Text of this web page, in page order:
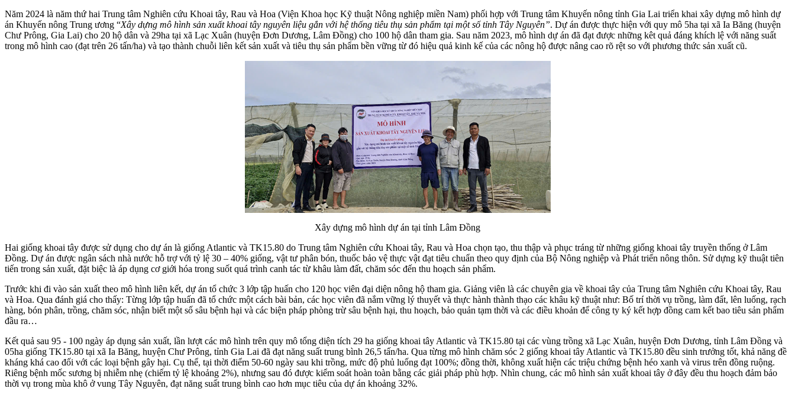
Năm 2024 là năm thứ hai Trung tâm Nghiên cứu Khoai tây, Rau và Hoa (Viện Khoa học Kỹ thuật Nông nghiệp miền Nam) phối hợp với Trung tâm Khuyến nông tỉnh Gia Lai triển khai xây dựng mô hình dự
án Khuyến nông Trung ương “Xây dựng mô hình sản xuất khoai tây nguyên liệu gắn với hệ thống tiêu thụ sản phẩm tại một số tỉnh Tây Nguyên”. Dự án được thực hiện với quy mô 5ha tại xã Ia Băng (huyện
Chư Prông, Gia Lai) cho 20 hộ dân và 29ha tại xã Lạc Xuân (huyện Đơn Dương, Lâm Đồng) cho 100 hộ dân tham gia. Sau năm 2023, mô hình dự án đã đạt được những kêt quả đáng khích lệ với năng suất
trong mô hình cao (đạt trên 26 tấn/ha) và tạo thành chuỗi liên kết sản xuất và tiêu thụ sản phẩm bền vững từ đó hiệu quả kinh kế của các nông hộ được nâng cao rõ rệt so với phương thức sản xuất cũ.
Xây dựng mô hình dự án tại tỉnh Lâm Đồng
Hai giống khoai tây được sử dụng cho dự án là giống Atlantic và TK15.80 do Trung tâm Nghiên cứu Khoai tây, Rau và Hoa chọn tạo, thu thập và phục tráng từ những giống khoai tây truyền thống ở Lâm
Đồng. Dự án được ngân sách nhà nước hỗ trợ với tỷ lệ 30 – 40% giống, vật tư phân bón, thuốc bảo vệ thực vật đạt tiêu chuẩn theo quy định của Bộ Nông nghiệp và Phát triển nông thôn. Sử dựng kỹ thuật tiên
tiến trong sản xuất, đặt biệc là áp dụng cơ giới hóa trong suốt quá trình canh tác từ khâu làm đất, chăm sóc đến thu hoạch sản phẩm.
Trước khi đi vào sản xuất theo mô hình liên kết, dự án tổ chức 3 lớp tập huấn cho 120 học viên đại diện nông hộ tham gia. Giảng viên là các chuyên gia về khoai tây của Trung tâm Nghiên cứu Khoai tây, Rau
và Hoa. Qua đánh giá cho thấy: Từng lớp tập huấn đã tổ chức một cách bài bản, các học viên đã nắm vững lý thuyết và thực hành thành thạo các khâu kỹ thuật như: Bố trí thời vụ trồng, làm đất, lên luống, rạch
hàng, bón phân, trồng, chăm sóc, nhận biết một số sâu bệnh hại và các biện pháp phòng trừ sâu bệnh hại, thu hoạch, bảo quản tạm thời và các điều khoản để công ty ký kết hợp đồng cam kết bao tiêu sản phẩm
đầu ra…
Kết quả sau 95 - 100 ngày áp dụng sản xuất, lần lượt các mô hình trên quy mô tổng diện tích 29 ha giống khoai tây Atlantic và TK15.80 tại các vùng trồng xã Lạc Xuân, huyện Đơn Dương, tỉnh Lâm Đồng và
05ha giống TK15.80 tại xã Ia Băng, huyện Chư Prông, tỉnh Gia Lai đã đạt năng suất trung bình 26,5 tấn/ha. Qua từng mô hình chăm sóc 2 giống khoai tây Atlantic và TK15.80 đều sinh trưởng tốt, khả năng đề
kháng khá cao đối với các loại bệnh gây hại. Cụ thể, tại thời điểm 50-60 ngày sau khi trồng, mức độ phủ luống đạt 100%; đồng thời, không xuất hiện các triệu chứng bệnh héo xanh và virus trên đồng ruộng.
Riêng bệnh mốc sương bị nhiễm nhẹ (chiếm tỷ lệ khoảng 2%), nhưng sau đó được kiểm soát hoàn toàn bằng các giải pháp phù hợp. Nhìn chung, các mô hình sản xuất khoai tây ở đây đều thu hoạch đảm bảo
thời vụ trong mùa khô ở vung Tây Nguyên, đạt năng suất trung bình cao hơn mục tiêu của dự án khoảng 32%.